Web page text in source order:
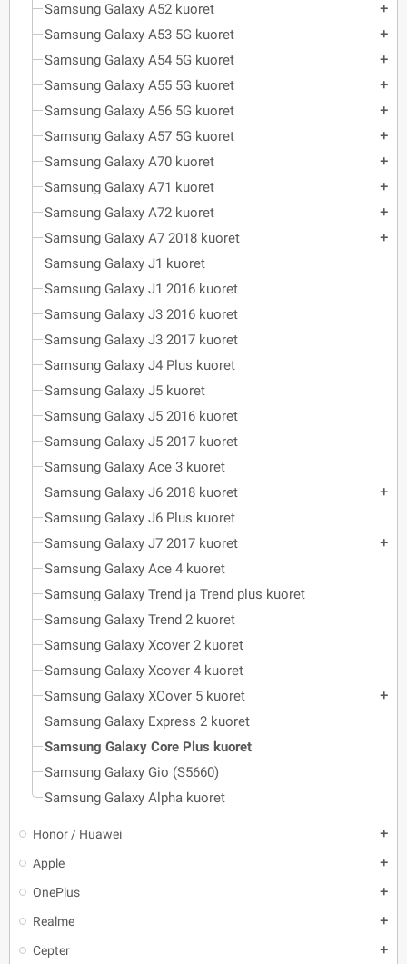
Samsung Galaxy A52 kuoret add
Samsung Galaxy A53 5G kuoret add
Samsung Galaxy A54 5G kuoret add
Samsung Galaxy A55 5G kuoret add
Samsung Galaxy A56 5G kuoret add
Samsung Galaxy A57 5G kuoret add
Samsung Galaxy A70 kuoret add
Samsung Galaxy A71 kuoret add
Samsung Galaxy A72 kuoret add
Samsung Galaxy A7 2018 kuoret add
Samsung Galaxy J1 kuoret
Samsung Galaxy J1 2016 kuoret
Samsung Galaxy J3 2016 kuoret
Samsung Galaxy J3 2017 kuoret
Samsung Galaxy J4 Plus kuoret
Samsung Galaxy J5 kuoret
Samsung Galaxy J5 2016 kuoret
Samsung Galaxy J5 2017 kuoret
Samsung Galaxy Ace 3 kuoret
Samsung Galaxy J6 2018 kuoret
add
Samsung Galaxy J6 Plus kuoret
Samsung Galaxy J7 2017 kuoret
add
Samsung Galaxy Ace 4 kuoret
Samsung Galaxy Trend ja Trend plus kuoret
Samsung Galaxy Trend 2 kuoret
Samsung Galaxy Xcover 2 kuoret
Samsung Galaxy Xcover 4 kuoret
Samsung Galaxy XCover 5 kuoret
add
Samsung Galaxy Express 2 kuoret
Samsung Galaxy Core Plus kuoret
Samsung Galaxy Gio (S5660)
Samsung Galaxy Alpha kuoret
Honor / Huawei add
Apple add
OnePlus add
Realme add
Cepter add